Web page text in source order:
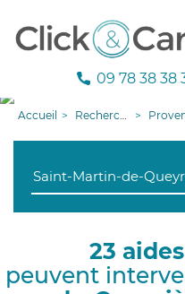
09 78 38 38
Accueil Recherche aide à domicile Provence-Alpes-Côte
23
peuvent